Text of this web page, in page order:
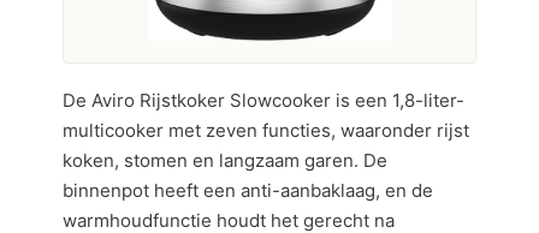
De Aviro Rijstkoker Slowcooker is een 1,8-liter-
multicooker met zeven functies, waaronder rijst
koken, stomen en langzaam garen. De
binnenpot heeft een anti-aanbaklaag, en de
warmhoudfunctie houdt het gerecht na